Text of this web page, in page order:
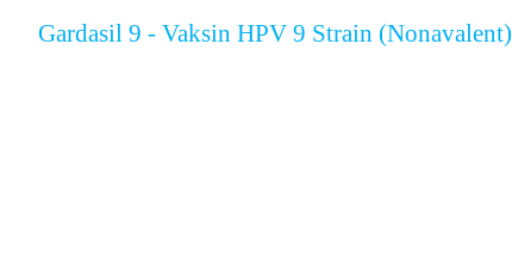
Gardasil 9 - Vaksin HPV 9 Strain (Nonavalent)